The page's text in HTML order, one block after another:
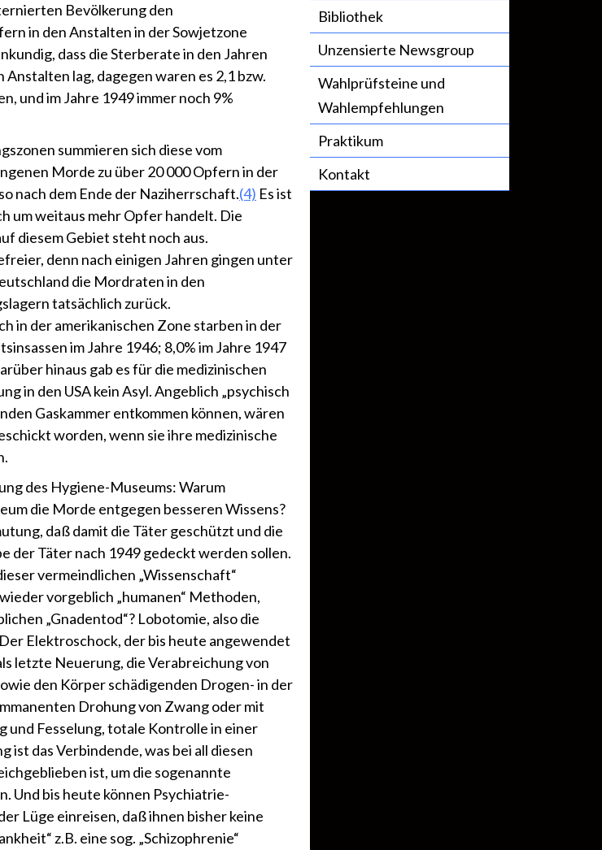
Bevölkerung den
in den Anstalten in der Sowjetzone
dass die Sterberate in den Jahren
Anstalten lag, dagegen waren es 2,1 bzw.
und im Jahre 1949 immer noch 9%
summieren sich diese vom
Morde zu über 20 000 Opfern in der
nach dem Ende der Naziherrschaft.(4) Es ist
um weitaus mehr Opfer handelt. Die
diesem Gebiet steht noch aus.
denn nach einigen Jahren gingen unter
die Mordraten in den
tatsächlich zurück.
in der amerikanischen Zone starben in der
im Jahre 1946; 8,0% im Jahre 1947
hinaus gab es für die medizinischen
in den USA kein Asyl. Angeblich „psychisch
Gaskammer entkommen können, wären
worden, wenn sie ihre medizinische
des Hygiene-Museums: Warum
die Morde entgegen besseren Wissens?
daß damit die Täter geschützt und die
der Täter nach 1949 gedeckt werden sollen.
vermeindlichen „Wissenschaft“
vorgeblich „humanen“ Methoden,
„Gnadentod“? Lobotomie, also die
Elektroschock, der bis heute angewendet
letzte Neuerung, die Verabreichung von
den Körper schädigenden Drogen- in der
Drohung von Zwang oder mit
und Fesselung, totale Kontrolle in einer
das Verbindende, was bei all diesen
ist, um die sogenannte
Und bis heute können Psychiatrie-
Lüge einreisen, daß ihnen bisher keine
z.B. eine sog. „Schizophrenie“
Bibliothek
Unzensierte Newsgroup
Wahlprüfsteine und
Wahlempfehlungen
Praktikum
Kontakt